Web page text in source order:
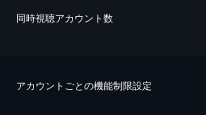
同時視聴アカウント数
アカウントごとの機能制限設定